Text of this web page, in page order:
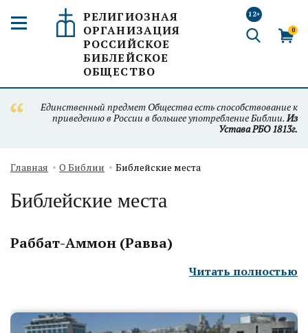
РЕЛИГИОЗНАЯ
ОРГАНИЗАЦИЯ
РОССИЙСКОЕ
БИБЛЕЙСКОЕ
ОБЩЕСТВО
12+
0
Единственный предмет Общества есть способствование к
приведению в России в большее употребление Библии.Из
Устава РБО 1813г.
Главная О Библии Библейские места
Библейские места
Раббат-Аммон (Равва)
Читать полностью